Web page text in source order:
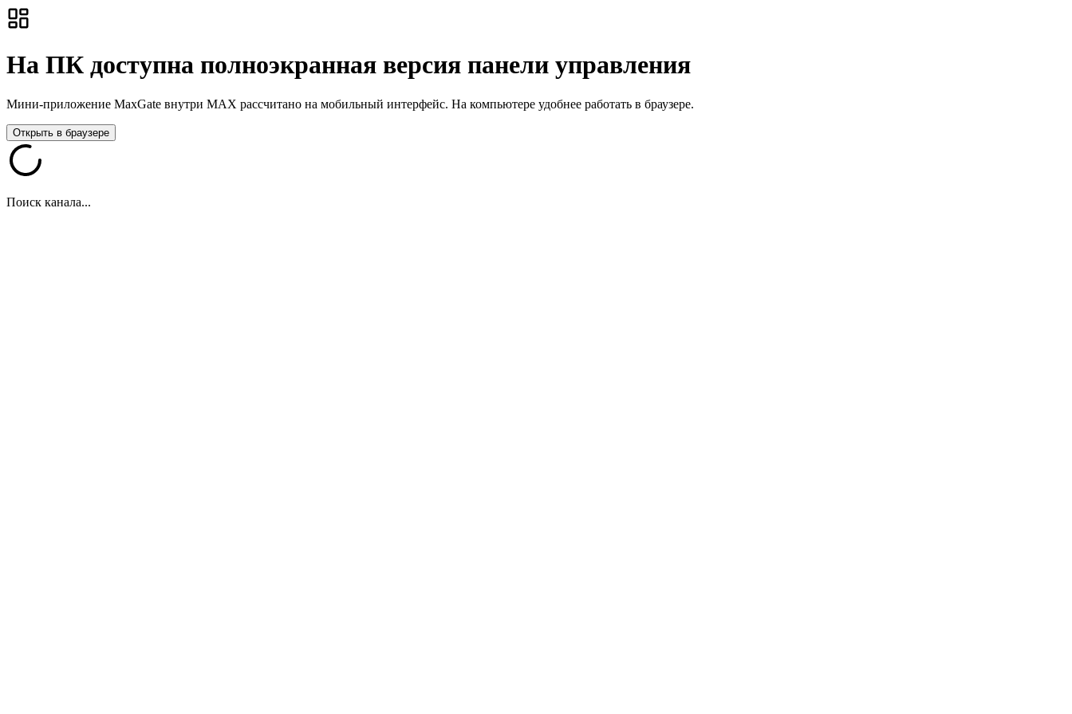
На ПК доступна полноэкранная версия панели управления
Мини-приложение MaxGate внутри MAX рассчитано на мобильный интерфейс. На компьютере удобнее работать в браузере.
Открыть в браузере
Поиск канала...